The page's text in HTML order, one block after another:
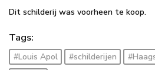
Dit schilderij was voorheen te koop.
Tags:
#Louis Apol #schilderijen